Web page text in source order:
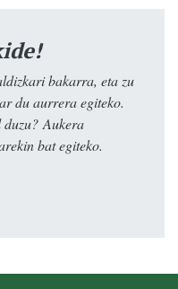
bakarra, eta zu
du aurrera egiteko.
Aukera
bat egiteko.